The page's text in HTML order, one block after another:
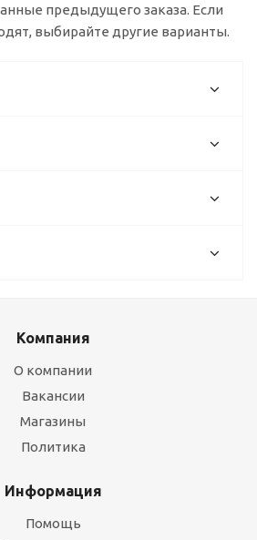
предыдущего заказа. Если
выбирайте другие варианты.
Компания
О компании
Вакансии
Магазины
Политика
Информация
Помощь